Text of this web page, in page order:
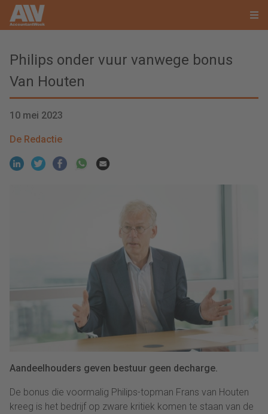
Philips onder vuur vanwege bonus
Van Houten
10 mei 2023
De Redactie
Aandeelhouders geven bestuur geen decharge.
De bonus die voormalig Philips-topman Frans van Houten
kreeg is het bedrijf op zware kritiek komen te staan van de